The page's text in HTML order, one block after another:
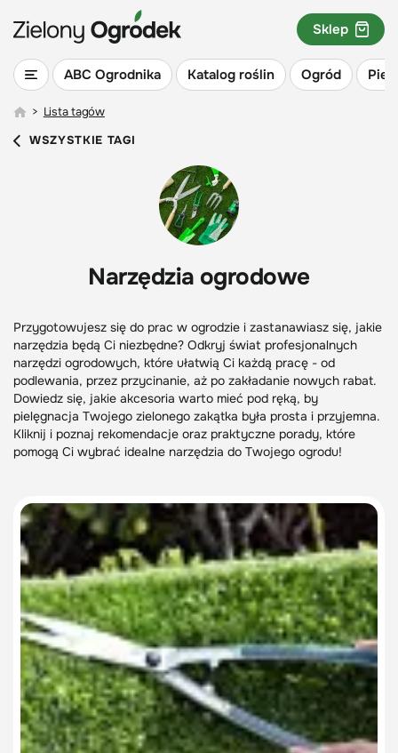
ABC Ogrodnika Katalog roślin Ogród
Sklep
> Lista tagów
WSZYSTKIE TAGI
Narzędzia ogrodowe
Przygotowujesz się do prac w ogrodzie i zastanawiasz się, jakie
narzędzia będą Ci niezbędne? Odkryj świat profesjonalnych
narzędzi ogrodowych, które ułatwią Ci każdą pracę - od
podlewania, przez przycinanie, aż po zakładanie nowych rabat.
Dowiedz się, jakie akcesoria warto mieć pod ręką, by
pielęgnacja Twojego zielonego zakątka była prosta i przyjemna.
Kliknij i poznaj rekomendacje oraz praktyczne porady, które
pomogą Ci wybrać idealne narzędzia do Twojego ogrodu!